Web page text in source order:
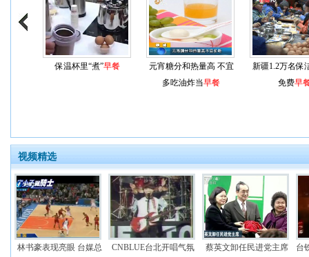
保温杯里“煮”早餐
元宵糖分和热量高 不宜
多吃油炸当早餐
新疆1.2万名保
免费早
视频精选
林书豪表现亮眼 台媒总
CNBLUE台北开唱气氛
蔡英文卸任民进党主席
台